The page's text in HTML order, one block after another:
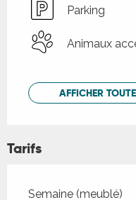
Parking
Animaux
AFFICHER
Tarifs
Tarifs 2026
Semaine (meublé)